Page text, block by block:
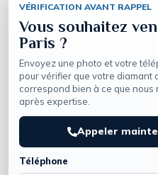
de la relation avec le
les formulaires sont
de la demande et ne
d'autres fins sans accord
Droits des
Toute personne ayant
le site peut demander
VÉRIFICATION AVANT RAPPEL
Vous souhaitez
Paris ?
Envoyez une photo et votre
pour vérifier que votre diamant
correspond bien à ce que
après expertise.
Appeler
Téléphone